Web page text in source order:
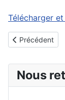
Télécharger
Article
Précédent
Nous